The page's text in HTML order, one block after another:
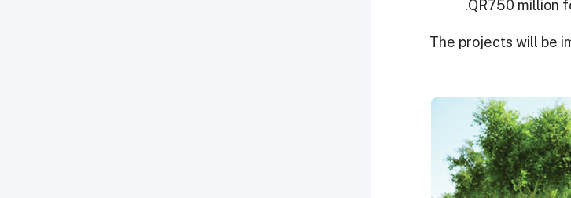
QR750 million
The projects will be